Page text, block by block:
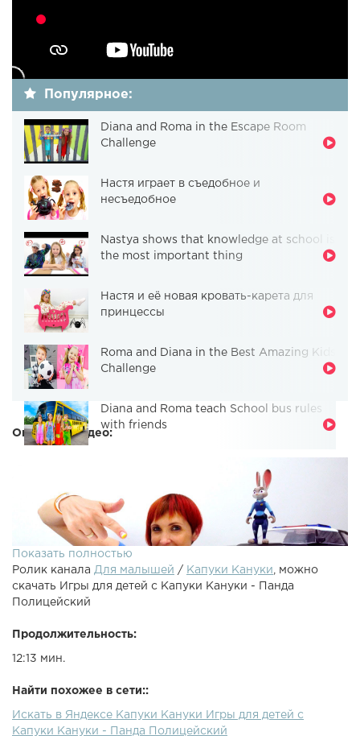
Популярное:
Diana and Roma in the Escape Room
Challenge
Настя играет в съедобное и
несъедобное
Nastya shows that knowledge at school is
the most important thing
Настя и её новая кровать-карета для
принцессы
Roma and Diana in the Best Amazing Kids
Challenge
Diana and Roma teach School bus rules
with friends
Описание видео:
английского с весёлой детской игрой! Сегодня Джуди
Полицейские машинки Робокар Поли и Шериф из
мультфильма Тачки должны пройти приложение Панда
Показать полностью
Ролик канала Для малышей / Капуки Кануки
, можно
скачать Игры для детей с Капуки Кануки - Панда
Полицейский
Продолжительность:
12:13 мин.
Найти похожее в сети::
Искать в Яндексе Капуки Кануки Игры для детей с
Капуки Кануки - Панда Полицейский